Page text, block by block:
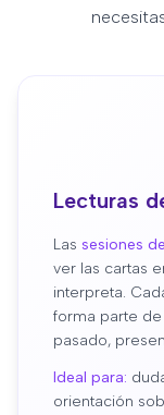
Lecturas
Las sesiones
ver las cartas
interpreta.
forma parte
pasado,
Ideal para:
orientación